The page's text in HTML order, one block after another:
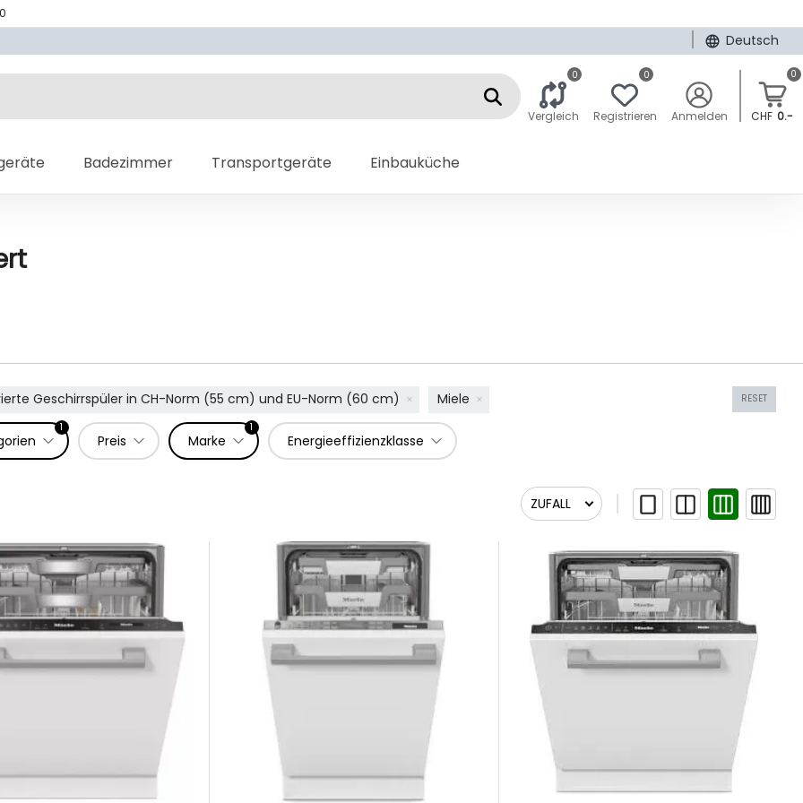
Deutsch
0
Vergleich
0
Registrieren Anmelden
0
CHF 0.-
Badezimmer Transportgeräte Einbauküche
RESET
Geschirrspüler in CH-Norm (55 cm) und EU-Norm (60 cm) Miele
1
Preis
1
Marke Energieeffizienzklasse
ZUFALL
Zufall
Relevanz
Relevanz
Newest First
Name A bis Z
Name Z bis A